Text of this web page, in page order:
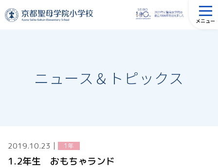
メニュー
ニュース＆トピックス
2019.10.23 │ 1年
1.2年生 おもちゃランド